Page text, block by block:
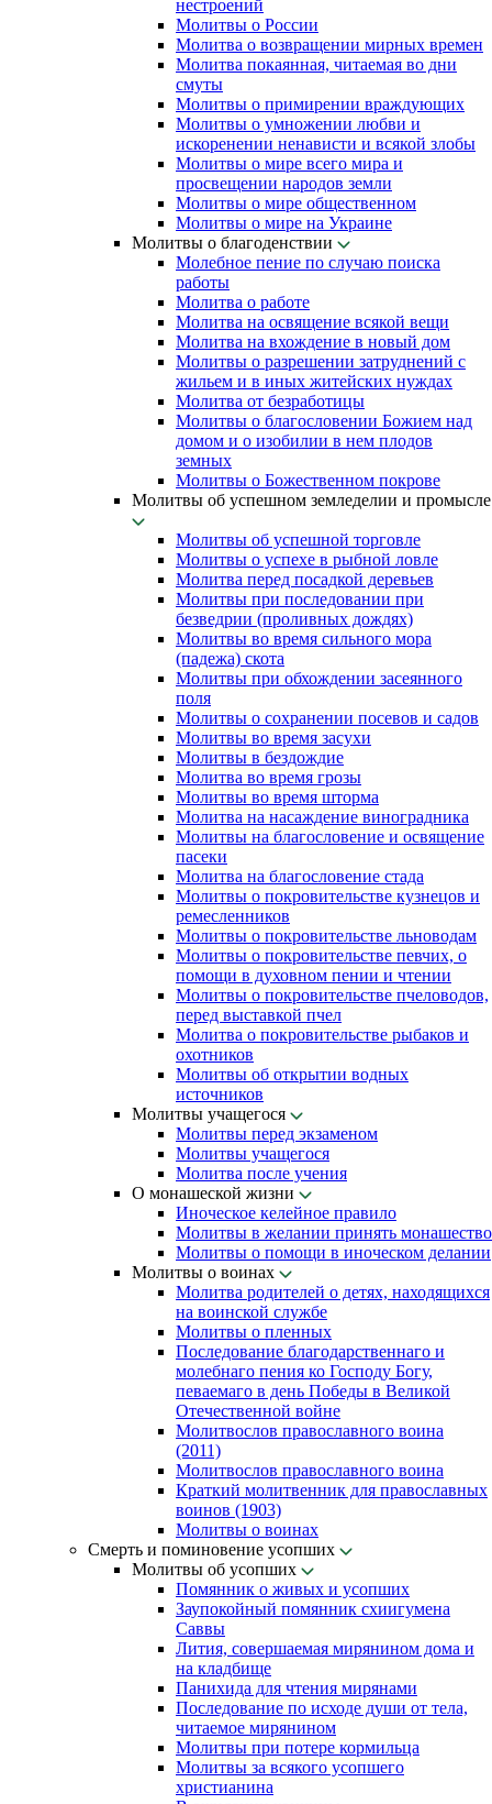
нестроений
Молитвы о России
Молитва о возвращении мирных времен
Молитва покаянная, читаемая во дни
смуты
Молитвы о примирении враждующих
Молитвы о умножении любви и
искоренении ненависти и всякой злобы
Молитвы о мире всего мира и
просвещении народов земли
Молитвы о мире общественном
Молитвы о мире на Украине
Молитвы о благоденствии
Молебное пение по случаю поиска
работы
Молитва о работе
Молитва на освящение всякой вещи
Молитва на вхождение в новый дом
Молитвы о разрешении затруднений с
жильем и в иных житейских нуждах
Молитва от безработицы
Молитвы о благословении Божием над
домом и о изобилии в нем плодов
земных
Молитвы о Божественном покрове
Молитвы об успешном земледелии и промысле
Молитвы об успешной торговле
Молитвы о успехе в рыбной ловле
Молитва перед посадкой деревьев
Молитвы при последовании при
безведрии (проливных дождях)
Молитвы во время сильного мора
(падежа) скота
Молитвы при обхождении засеянного
поля
Молитвы о сохранении посевов и садов
Молитвы во время засухи
Молитвы в бездождие
Молитва во время грозы
Молитвы во время шторма
Молитва на насаждение виноградника
Молитвы на благословение и освящение
пасеки
Молитва на благословение стада
Молитвы о покровительстве кузнецов и
ремесленников
Молитвы о покровительстве льноводам
Молитвы о покровительстве певчих, о
помощи в духовном пении и чтении
Молитвы о покровительстве пчеловодов,
перед выставкой пчел
Молитва о покровительстве рыбаков и
охотников
Молитвы об открытии водных
источников
Молитвы учащегося
Молитвы перед экзаменом
Молитвы учащегося
Молитва после учения
О монашеской жизни
Иноческое келейное правило
Молитвы в желании принять монашество
Молитвы о помощи в иноческом делании
Молитвы о воинах
Молитва родителей о детях, находящихся
на воинской службе
Молитвы о пленных
Последование благодарственнаго и
молебнаго пения ко Господу Богу,
певаемаго в день Победы в Великой
Отечественной войне
Молитвослов православного воина
(2011)
Молитвослов православного воина
Краткий молитвенник для православных
воинов (1903)
Молитвы о воинах
Смерть и поминовение усопших
Молитвы об усопших
Помянник о живых и усопших
Заупокойный помянник схиигумена
Саввы
Лития, совершаемая мирянином дома и
на кладбище
Панихида для чтения мирянами
Последование по исходе души от тела,
читаемое мирянином
Молитвы при потере кормильца
Молитвы за всякого усопшего
христианина